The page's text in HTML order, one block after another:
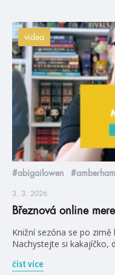
videa
#abigailowen
3. 3. 2026
Březnová online
Knižní sezóna se po
Nachystejte si kakajíčko,
číst více